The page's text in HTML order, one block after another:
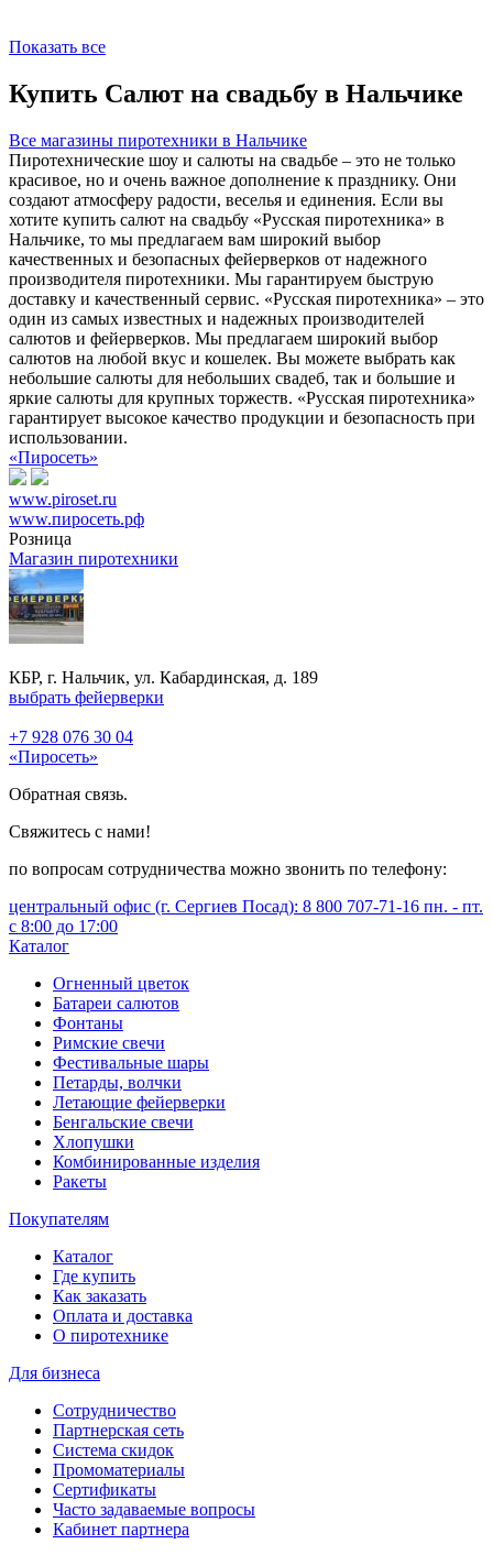
Показать все
Купить Салют на свадьбу в Нальчике
Все магазины пиротехники в Нальчике
Пиротехнические шоу и салюты на свадьбе – это не только
красивое, но и очень важное дополнение к празднику. Они
создают атмосферу радости, веселья и единения. Если вы
хотите купить салют на свадьбу «Русская пиротехника» в
Нальчике, то мы предлагаем вам широкий выбор
качественных и безопасных фейерверков от надежного
производителя пиротехники. Мы гарантируем быструю
доставку и качественный сервис. «Русская пиротехника» – это
один из самых известных и надежных производителей
салютов и фейерверков. Мы предлагаем широкий выбор
салютов на любой вкус и кошелек. Вы можете выбрать как
небольшие салюты для небольших свадеб, так и большие и
яркие салюты для крупных торжеств. «Русская пиротехника»
гарантирует высокое качество продукции и безопасность при
использовании.
«Пиросеть»
www.piroset.ru
www.пиросеть.рф
Розница
Магазин пиротехники
КБР, г. Нальчик, ул. Кабардинская, д. 189
выбрать фейерверки
+7 928 076 30 04
«Пиросеть»
Обратная связь.
Свяжитесь с нами!
по вопросам сотрудничества можно звонить по телефону:
центральный офис (г. Сергиев Посад): 8 800 707-71-16 пн. - пт.
с 8:00 до 17:00
Каталог
Огненный цветок
Батареи салютов
Фонтаны
Римские свечи
Фестивальные шары
Петарды, волчки
Летающие фейерверки
Бенгальские свечи
Хлопушки
Комбинированные изделия
Ракеты
Покупателям
Каталог
Где купить
Как заказать
Оплата и доставка
О пиротехнике
Для бизнеса
Сотрудничество
Партнерская сеть
Система скидок
Промоматериалы
Сертификаты
Часто задаваемые вопросы
Кабинет партнера